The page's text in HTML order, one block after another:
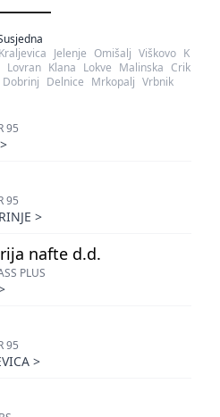
Kraljevica Jelenje Omišalj Viškovo K
Lovran Klana Lokve Malinska Crik
Dobrinj Delnice Mrkopalj Vrbnik
95
>
95
>
nafte d.d.
PLUS
95
>